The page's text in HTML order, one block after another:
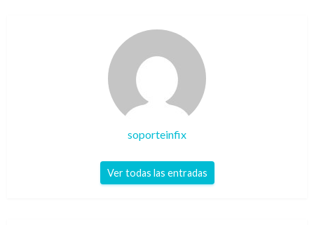
soporteinfix
Ver todas las entradas